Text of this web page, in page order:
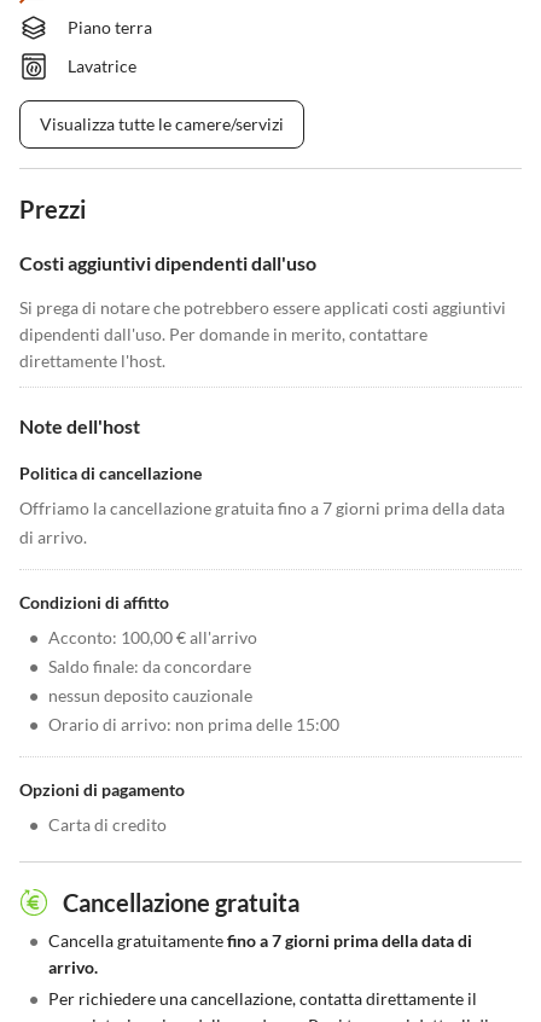
Piano terra
Lavatrice
Visualizza tutte le camere/servizi
Prezzi
Costi aggiuntivi dipendenti dall'uso
Si prega di notare che potrebbero essere applicati costi aggiuntivi
dipendenti dall'uso. Per domande in merito, contattare
direttamente l'host.
Note dell'host
Politica di cancellazione
Offriamo la cancellazione gratuita fino a 7 giorni prima della data
di arrivo.
Condizioni di affitto
• Acconto: 100,00 € all'arrivo
• Saldo finale: da concordare
• nessun deposito cauzionale
• Orario di arrivo: non prima delle 15:00
Opzioni di pagamento
• Carta di credito
Cancellazione gratuita
• Cancella gratuitamentefino a 7 giorni prima della data di
arrivo.
• Per richiedere una cancellazione, contatta direttamente il